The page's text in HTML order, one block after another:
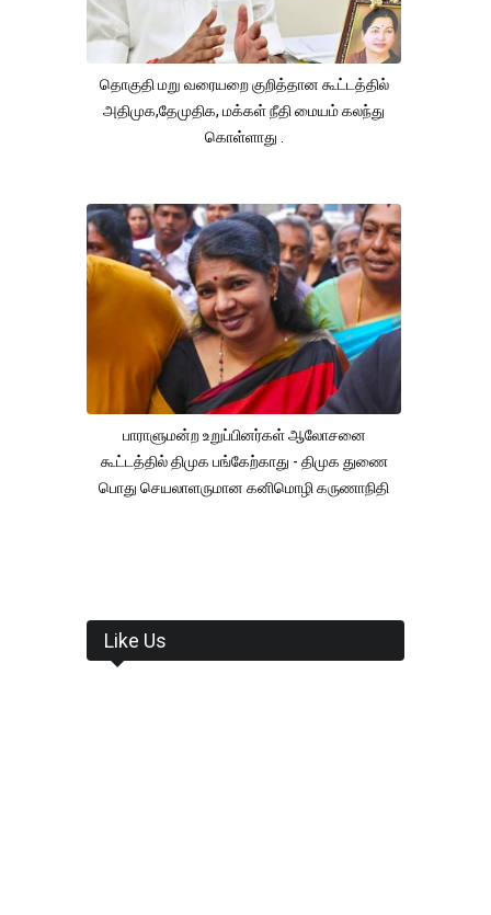
தொகுதி மறு வரையறை குறித்தான கூட்டத்தில்
அதிமுக,தேமுதிக, மக்கள் நீதி மையம் கலந்து
கொள்ளாது .
பாராளுமன்ற உறுப்பினர்கள் ஆலோசனை
கூட்டத்தில் திமுக பங்கேற்காது - திமுக துணை
பொது செயலாளருமான கனிமொழி கருணாநிதி
Like Us